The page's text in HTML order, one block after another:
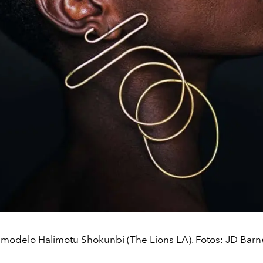
Halimotu Shokunbi (The Lions LA). Fotos: JD